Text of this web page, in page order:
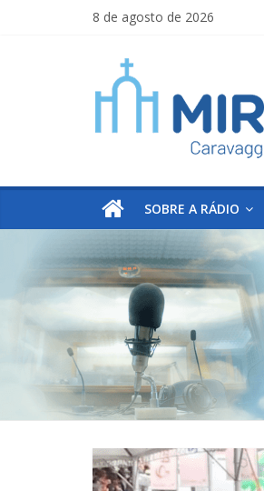
8 de agosto de 2026
Miriam
–
RS
SOBRE A RÁDIO